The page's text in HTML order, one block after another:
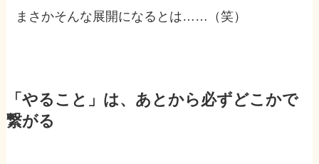
まさかそんな展開になるとは……（笑）
「やること」は、あとから必ずどこかで
繋がる